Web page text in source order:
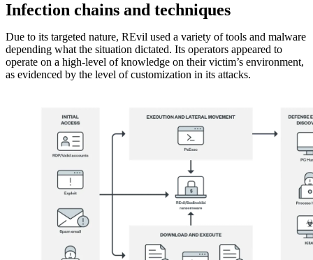
Infection chains and techniques
Due to its targeted nature, REvil used a variety of tools and malware
depending what the situation dictated. Its operators appeared to
operate on a high-level of knowledge on their victim’s environment,
as evidenced by the level of customization in its attacks.